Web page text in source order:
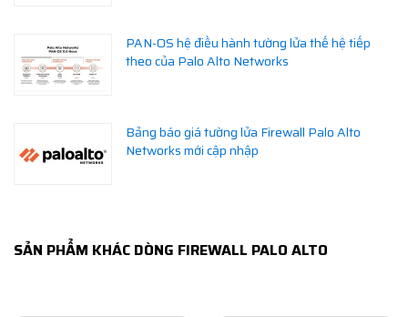
PAN-OS hệ điều hành tường lửa thế hệ tiếp
theo của Palo Alto Networks
Bảng báo giá tường lửa Firewall Palo Alto
Networks mới cập nhập
SẢN PHẨM KHÁC DÒNG FIREWALL PALO ALTO